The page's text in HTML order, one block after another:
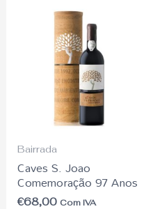
Bairrada
Caves S. Joao
Comemoração 97 Anos
€68,00 Com IVA